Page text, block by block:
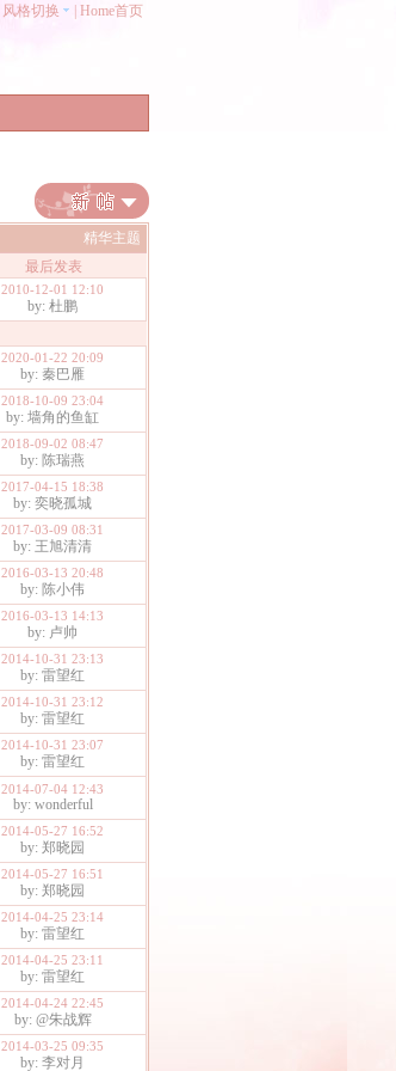
风格切换 Home首页
精华主题
最后发表
2010-12-01 12:10
by: 杜鹏
2020-01-22 20:09
by: 秦巴雁
2018-10-09 23:04
by: 墙角的鱼缸
2018-09-02 08:47
by: 陈瑞燕
2017-04-15 18:38
by: 奕晓孤城
2017-03-09 08:31
by: 王旭清清
2016-03-13 20:48
by: 陈小伟
2016-03-13 14:13
by: 卢帅
2014-10-31 23:13
by: 雷望红
2014-10-31 23:12
by: 雷望红
2014-10-31 23:07
by: 雷望红
2014-07-04 12:43
by: wonderful
2014-05-27 16:52
by: 郑晓园
2014-05-27 16:51
by: 郑晓园
2014-04-25 23:14
by: 雷望红
2014-04-25 23:11
by: 雷望红
2014-04-24 22:45
by: @朱战辉
2014-03-25 09:35
by: 李对月